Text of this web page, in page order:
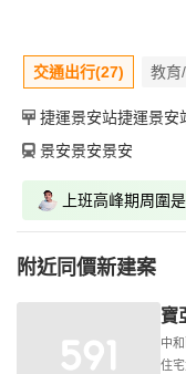
交通出行(27) 教育
捷運景安站捷運景安
景安景安景安
上班高峰期周圍
附近同價新建案
寶
中
住